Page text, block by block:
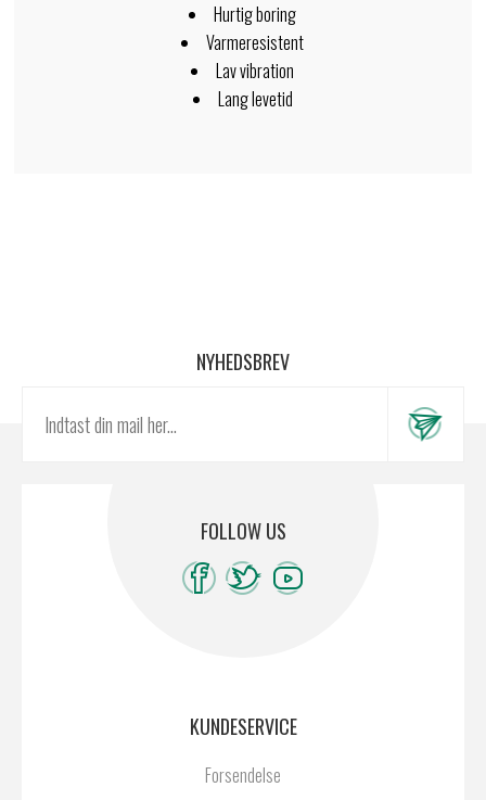
Hurtig boring
Varmeresistent
Lav vibration
Lang levetid
NYHEDSBREV
FOLLOW US
KUNDESERVICE
Forsendelse